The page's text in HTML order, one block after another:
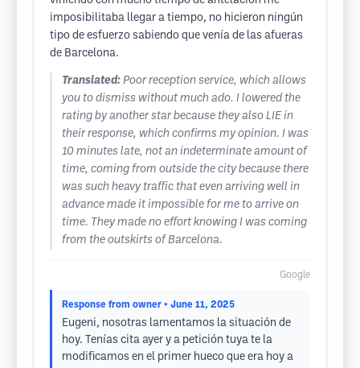
imposibilitaba llegar a tiempo, no hicieron ningún
tipo de esfuerzo sabiendo que venía de las afueras
de Barcelona.
Translated: Poor reception service, which allows
you to dismiss without much ado. I lowered the
rating by another star because they also LIE in
their response, which confirms my opinion. I was
10 minutes late, not an indeterminate amount of
time, coming from outside the city because there
was such heavy traffic that even arriving well in
advance made it impossible for me to arrive on
time. They made no effort knowing I was coming
from the outskirts of Barcelona.
Google
Response from owner • June 11, 2025
Eugeni, nosotras lamentamos la situación de
hoy. Tenías cita ayer y a petición tuya te la
modificamos en el primer hueco que era hoy a